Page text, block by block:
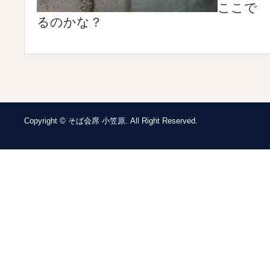
ここで
るのかな？
Copyright © そば会席 小笠原. All Right Reserved.